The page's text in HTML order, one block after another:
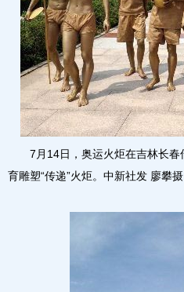
7月14日，奥运火炬在吉林长春
育雕塑“传递”火炬。中新社发 廖攀摄